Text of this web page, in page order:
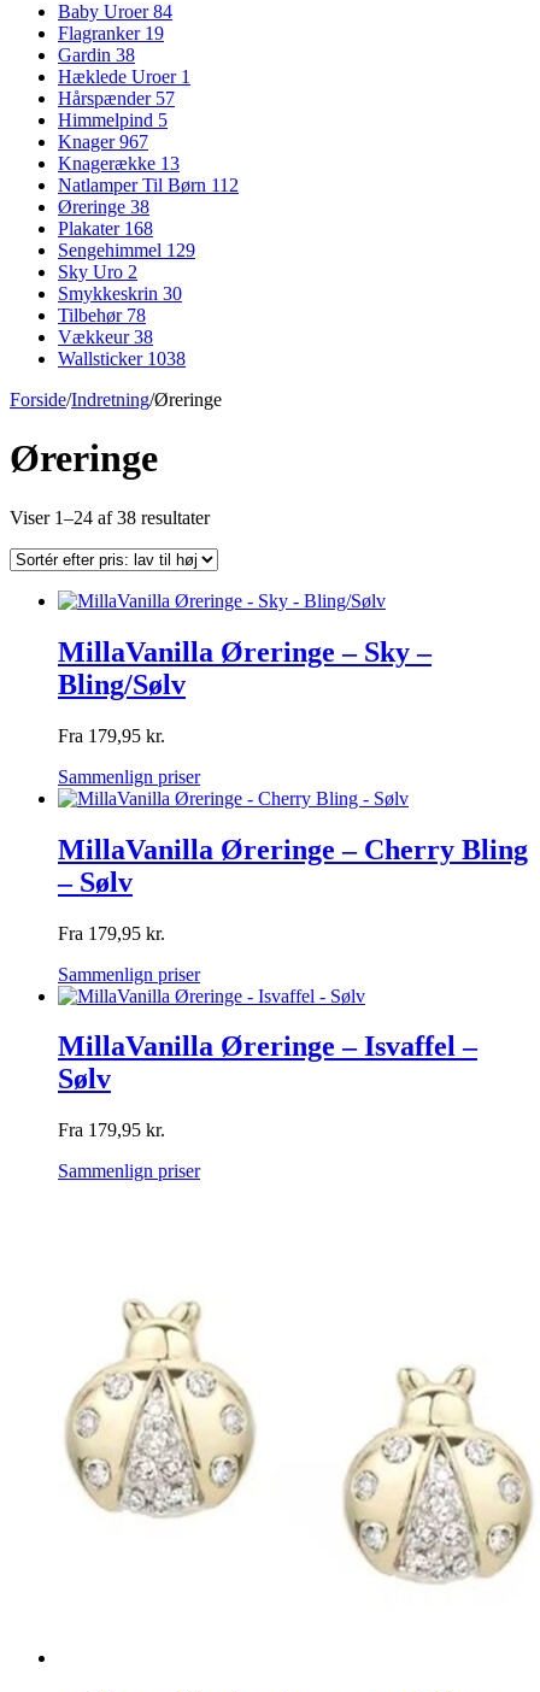
Baby Uroer84
Flagranker 19
Gardin 38
Hæklede Uroer 1
Hårspænder 57
Himmelpind 5
Knager967
Knagerække 13
Natlamper Til Børn 112
Øreringe 38
Plakater 168
Sengehimmel 129
Sky Uro 2
Smykkeskrin 30
Tilbehør 78
Vækkeur38
Wallsticker 1038
Forside/Indretning/Øreringe
Øreringe
Viser 1–24 af 38 resultaterSorteret
pris:
til
MillaVanilla Øreringe – Sky –
Bling/Sølv
Fra 179,95 kr.
Sammenlign priser
MillaVanilla Øreringe – Cherry Bling
– Sølv
Fra 179,95 kr.
Sammenlign priser
MillaVanilla Øreringe – Isvaffel –
Sølv
Fra 179,95 kr.
Sammenlign priser